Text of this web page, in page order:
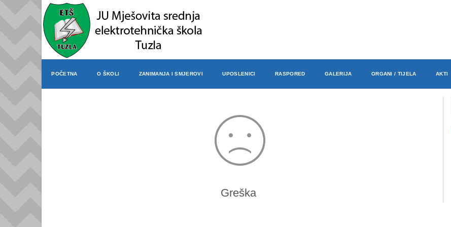
POČETNA O ŠKOLI ZANIMANJA I SMJEROVI UPOSLENICI RASPORED GALERIJA ORGANI / TIJELA AKTI
Greška